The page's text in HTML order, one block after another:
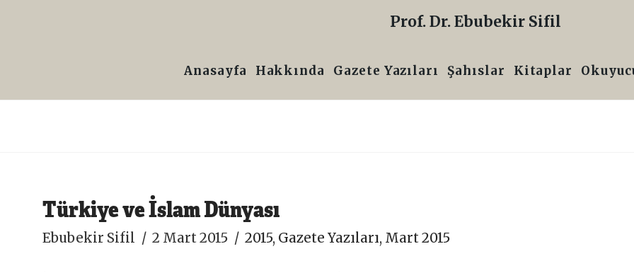
Sifil
Prof. Dr. Ebubekir Sifil
Anasayfa Hakkında Gazete Yazıları Şahıslar Kitaplar
Türkiye ve İslam Dünyası
Ebubekir Sifil 2 Mart 2015 2015, Gazete Yazıları, Mart 2015